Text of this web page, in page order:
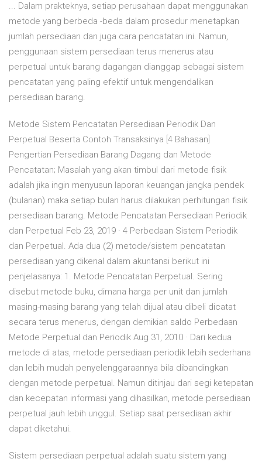
... Dalam prakteknya, setiap perusahaan dapat menggunakan
metode yang berbeda -beda dalam prosedur menetapkan
jumlah persediaan dan juga cara pencatatan ini. Namun,
penggunaan sistem persediaan terus menerus atau
perpetual untuk barang dagangan dianggap sebagai sistem
pencatatan yang paling efektif untuk mengendalikan
persediaan barang.
Metode Sistem Pencatatan Persediaan Periodik Dan
Perpetual Beserta Contoh Transaksinya [4 Bahasan]
Pengertian Persediaan Barang Dagang dan Metode
Pencatatan; Masalah yang akan timbul dari metode fisik
adalah jika ingin menyusun laporan keuangan jangka pendek
(bulanan) maka setiap bulan harus dilakukan perhitungan fisik
persediaan barang. Metode Pencatatan Persediaan Periodik
dan Perpetual Feb 23, 2019 · 4 Perbedaan Sistem Periodik
dan Perpetual. Ada dua (2) metode/sistem pencatatan
persediaan yang dikenal dalam akuntansi berikut ini
penjelasanya: 1. Metode Pencatatan Perpetual. Sering
disebut metode buku, dimana harga per unit dan jumlah
masing-masing barang yang telah dijual atau dibeli dicatat
secara terus menerus, dengan demikian saldo Perbedaan
Metode Perpetual dan Periodik Aug 31, 2010 · Dari kedua
metode di atas, metode persediaan periodik lebih sederhana
dan lebih mudah penyelenggaraannya bila dibandingkan
dengan metode perpetual. Namun ditinjau dari segi ketepatan
dan kecepatan informasi yang dihasilkan, metode persediaan
perpetual jauh lebih unggul. Setiap saat persediaan akhir
dapat diketahui.
Sistem persediaan perpetual adalah suatu sistem yang